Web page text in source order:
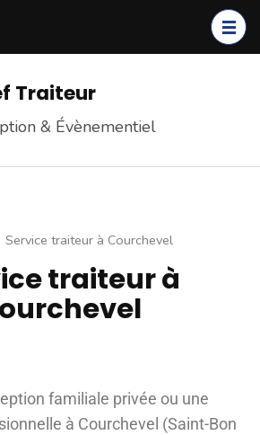
Traiteur
& Évènementiel
Service traiteur à Courchevel
traiteur à
familiale privée ou une
à Courchevel (Saint-Bon